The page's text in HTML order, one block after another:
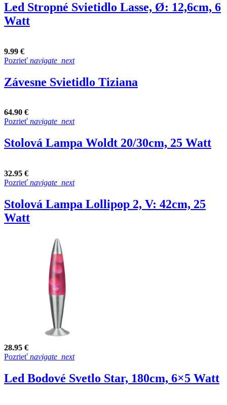
Led Stropné Svietidlo Lasse, Ø: 12,6cm, 6
Watt
9.99 €
Pozrieť navigate_next
Závesne Svietidlo Tiziana
64.90 €
Pozrieť navigate_next
Stolová Lampa Woldt 20/30cm, 25 Watt
32.95 €
Pozrieť navigate_next
Stolová Lampa Lollipop 2, V: 42cm, 25
Watt
28.95 €
Pozrieť navigate_next
Led Bodové Svetlo Star, 180cm, 6×5 Watt